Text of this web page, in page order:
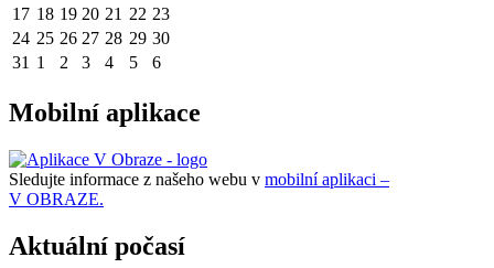
17 18 19 20 21 22 23
24 25 26 27 28 29 30
31 1 2 3 4 5 6
Mobilní aplikace
Sledujte informace z našeho webu v mobilní aplikaci –
V OBRAZE.
Aktuální počasí